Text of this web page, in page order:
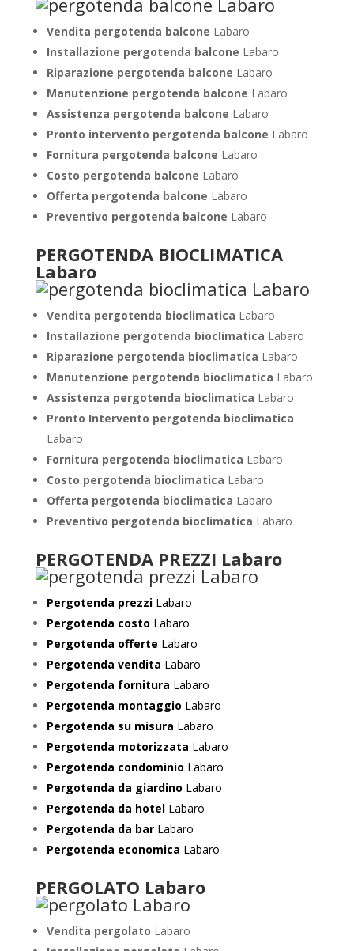
Vendita pergotenda balcone Labaro
Installazione pergotenda balcone Labaro
Riparazione pergotenda balcone Labaro
Manutenzione pergotenda balcone Labaro
Assistenza pergotenda balcone Labaro
Pronto intervento pergotenda balcone Labaro
Fornitura pergotenda balcone Labaro
Costo pergotenda balcone Labaro
Offerta pergotenda balcone Labaro
Preventivo pergotenda balcone Labaro
PERGOTENDA BIOCLIMATICA
Labaro
Vendita pergotenda bioclimatica Labaro
Installazione pergotenda bioclimatica Labaro
Riparazione pergotenda bioclimatica Labaro
Manutenzione pergotenda bioclimatica Labaro
Assistenza pergotenda bioclimatica Labaro
Pronto Intervento pergotenda bioclimatica
Labaro
Fornitura pergotenda bioclimatica Labaro
Costo pergotenda bioclimatica Labaro
Offerta pergotenda bioclimatica Labaro
Preventivo pergotenda bioclimatica Labaro
PERGOTENDA PREZZI Labaro
Pergotenda prezziLabaro
Pergotenda costo Labaro
Pergotenda offerte Labaro
Pergotenda vendita Labaro
Pergotenda fornitura Labaro
Pergotenda montaggio Labaro
Pergotenda su misura Labaro
Pergotenda motorizzata Labaro
Pergotenda condominio Labaro
Pergotenda da giardino Labaro
Pergotenda da hotelLabaro
Pergotenda da barLabaro
Pergotenda economica Labaro
PERGOLATO Labaro
Vendita pergolato Labaro